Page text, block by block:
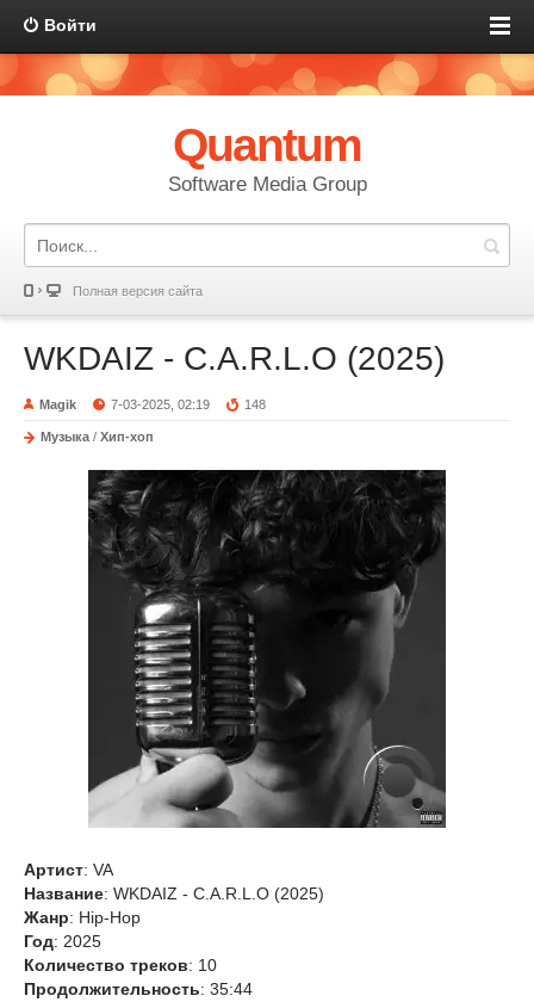
Войти
Quantum
Software Media Group
Полная версия сайта
WKDAIZ - C.A.R.L.O (2025)
Magik 7-03-2025, 02:19 148
Музыка / Хип-хоп
Артист: VA
Название: WKDAIZ - C.A.R.L.O (2025)
Жанр: Hip-Hop
Год: 2025
Количество треков: 10
Продолжительность: 35:44